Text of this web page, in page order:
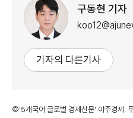
구동현 기자
기자의 다른기사
©'5개국어 글로벌 경제신문' 아주경제.